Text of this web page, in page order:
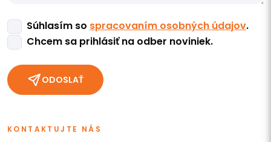
Súhlasím so spracovaním osobných údajov.
Chcem sa prihlásiť na odber noviniek.
ODOSLAŤ
KONTAKTUJTE NÁS